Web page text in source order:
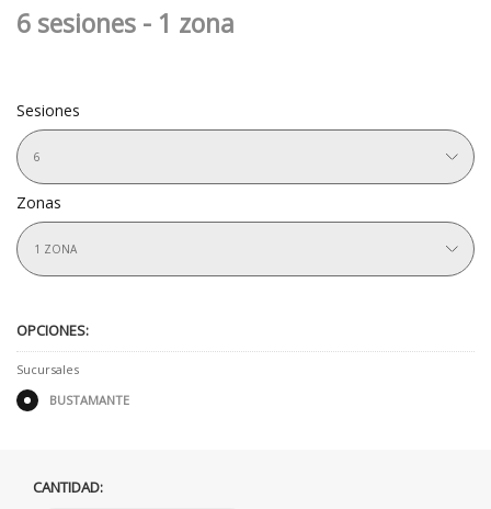
6 sesiones - 1 zona
Sesiones
6
Zonas
1 ZONA
OPCIONES:
Sucursales
BUSTAMANTE
CANTIDAD: